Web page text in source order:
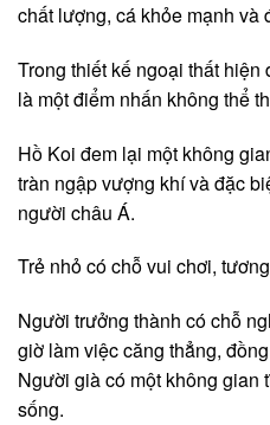
chất lượng, cá khỏe mạnh và
Trong thiết kế ngoại thất
là một điểm nhấn không thể
Hồ Koi đem lại một không
tràn ngập vượng khí và đặc
người châu Á.
Trẻ nhỏ có chỗ vui chơi,
Người trưởng thành có chỗ
giờ làm việc căng thẳng,
Người già có một không gian
sống.